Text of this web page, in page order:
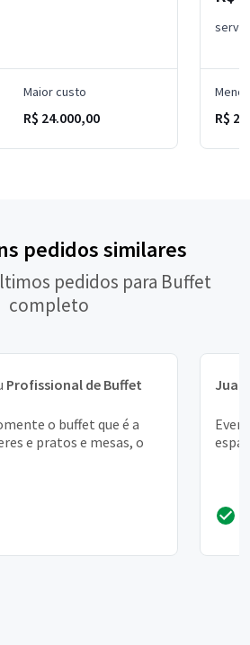
Maior custo
R$ 24.000,00 R$
pedidos similares
pedidos para Buffet
completo
Profissional de Buffet
o buffet que é a
e pratos e mesas, o
Juan